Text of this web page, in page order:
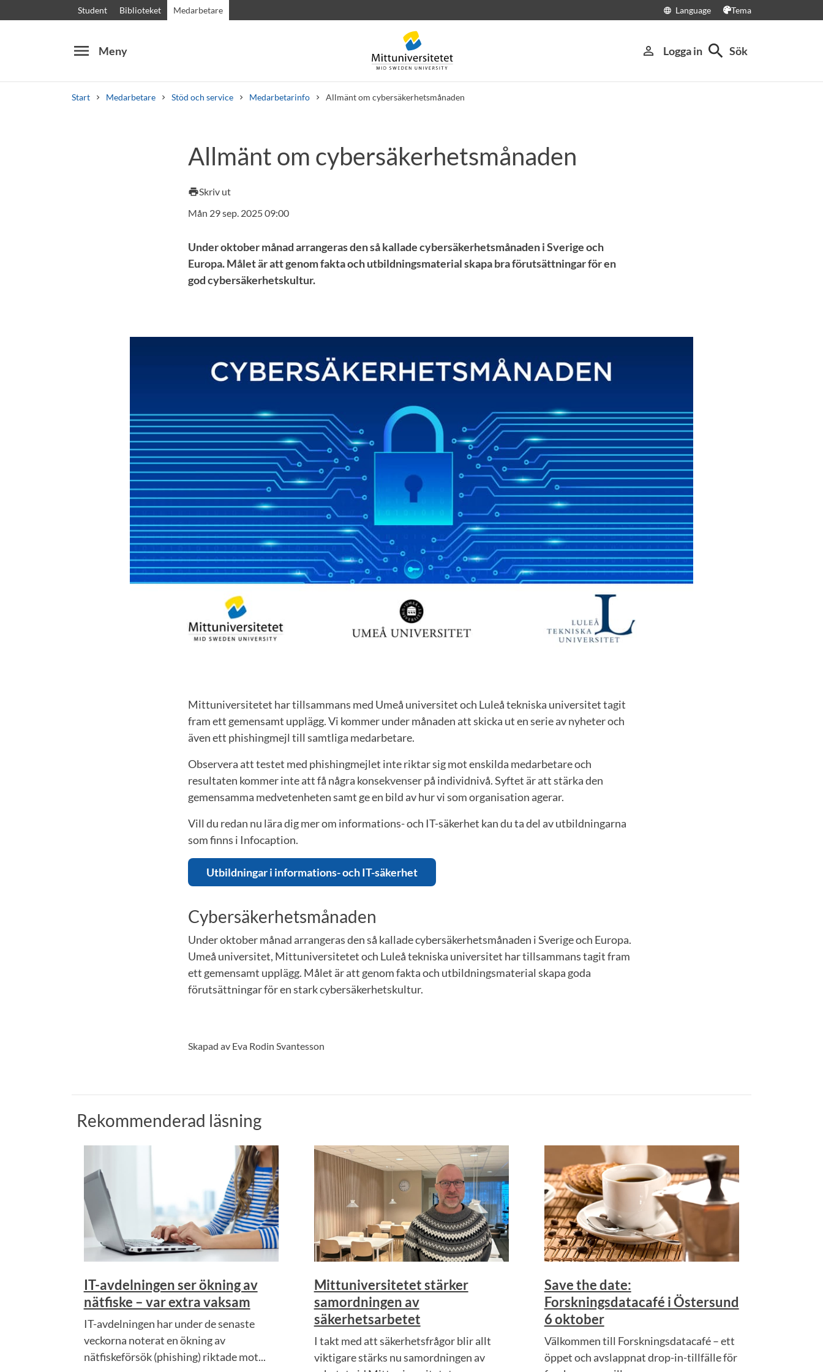
Student Biblioteket Medarbetare language Language Tema
menu Meny person_outline Logga in search Sök
Start Medarbetare Stöd och service Medarbetarinfo Allmänt om cybersäkerhetsmånaden
Kursplaner Välkomstbrev PersonalLediga jobb
Allmänt om cybersäkerhetsmånaden
printSkriv ut
Mån 29 sep. 2025 09:00
Under oktober månad arrangeras den så kallade cybersäkerhetsmånaden i Sverige och
Europa. Målet är att genom fakta och utbildningsmaterial skapa bra förutsättningar för en
god cybersäkerhetskultur.
Mittuniversitetet har tillsammans med Umeå universitet och Luleå tekniska universitet tagit
fram ett gemensamt upplägg. Vi kommer under månaden att skicka ut en serie av nyheter och
även ett phishingmejl till samtliga medarbetare.
Observera att testet med phishingmejlet inte riktar sig mot enskilda medarbetare och
resultaten kommer inte att få några konsekvenser på individnivå. Syftet är att stärka den
gemensamma medvetenheten samt ge en bild av hur vi som organisation agerar.
Vill du redan nu lära dig mer om informations- och IT-säkerhet kan du ta del av utbildningarna
som finns i Infocaption.
Utbildningar i informations- och IT-säkerhet
Cybersäkerhetsmånaden
Under oktober månad arrangeras den så kallade cybersäkerhetsmånaden i Sverige och Europa.
Umeå universitet, Mittuniversitetet och Luleå tekniska universitet har tillsammans tagit fram
ett gemensamt upplägg. Målet är att genom fakta och utbildningsmaterial skapa goda
förutsättningar för en stark cybersäkerhetskultur.
Skapad av Eva Rodin Svantesson
Rekommenderad läsning
IT-avdelningen ser ökning av
nätfiske – var extra vaksam
IT-avdelningen har under de senaste
veckorna noterat en ökning av
nätfiskeförsök (phishing) riktade mot...
Mittuniversitetet stärker
samordningen av
säkerhetsarbetet
I takt med att säkerhetsfrågor blir allt
viktigare stärks nu samordningen av
Save the date:
Forskningsdatacafé i Östersund
6 oktober
Välkommen till Forskningsdatacafé – ett
öppet och avslappnat drop-in-tillfälle för